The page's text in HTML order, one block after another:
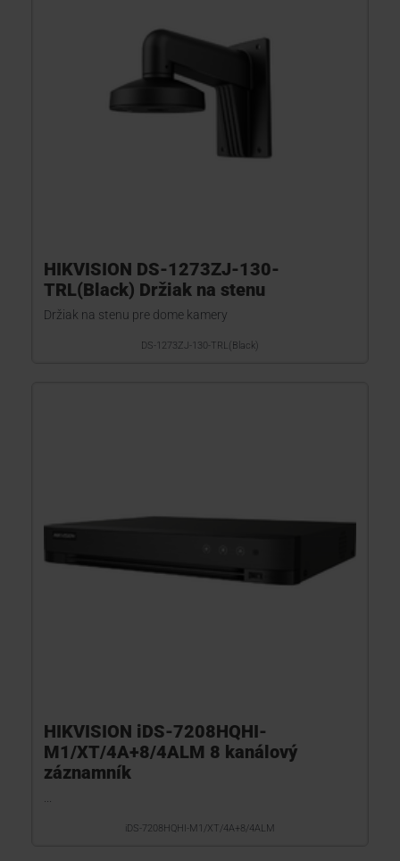
HIKVISION DS-1273ZJ-130-
TRL(Black) Držiak na stenu
Držiak na stenu pre dome kamery
DS-1273ZJ-130-TRL(Black)
HIKVISION iDS-7208HQHI-
M1/XT/4A+8/4ALM 8 kanálový
záznamník
iDS-7208HQHI-M1/XT/4A+8/4ALM